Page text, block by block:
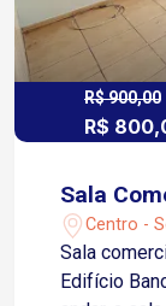
negócio. Prédio comercial moderno, planejado
para
organizado
R$ 900,00
R$
Sala
Centro -
Sala
Edifício Banco de